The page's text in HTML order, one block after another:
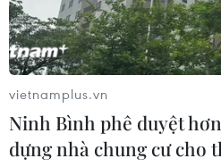
vietnamplus.vn
Ninh Bình phê duyệt
dựng nhà chung cư cho